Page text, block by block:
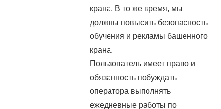
крана. В то же время, мы
должны повысить безопасность
обучения и рекламы башенного
крана.
Пользователь имеет право и
обязанность побуждать
оператора выполнять
ежедневные работы по